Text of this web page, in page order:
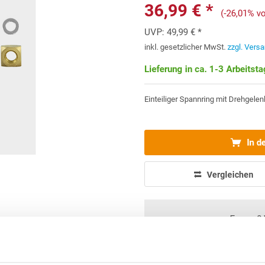
36,99 € *
(-26,01%
UVP:49,99 € *
inkl. gesetzlicher MwSt.zzgl.
Lieferung in ca. 1-3
Einteiliger Spannring mit
In
Vergleichen